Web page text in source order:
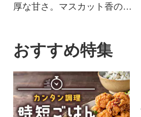
厚な甘さ。マスカット香の芳
トを中心にぶどうをたくさん
作っている農家が自信を持っ
てお届けします。
おすすめ特集